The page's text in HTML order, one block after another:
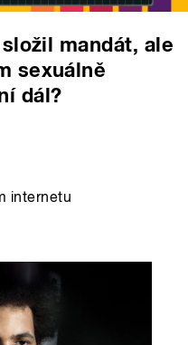
mandát, ale
sexuálně
dál?
internetu